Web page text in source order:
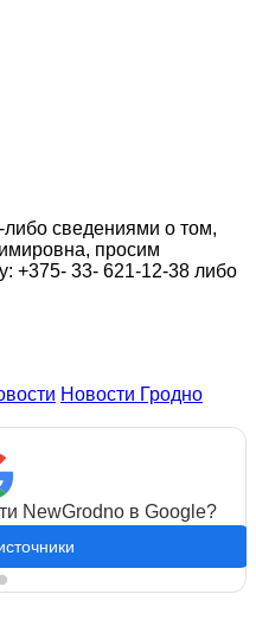
сведениями о том,
просим
+375- 33- 621-12-38 либо
Новости Гродно
NewGrodno в Google?